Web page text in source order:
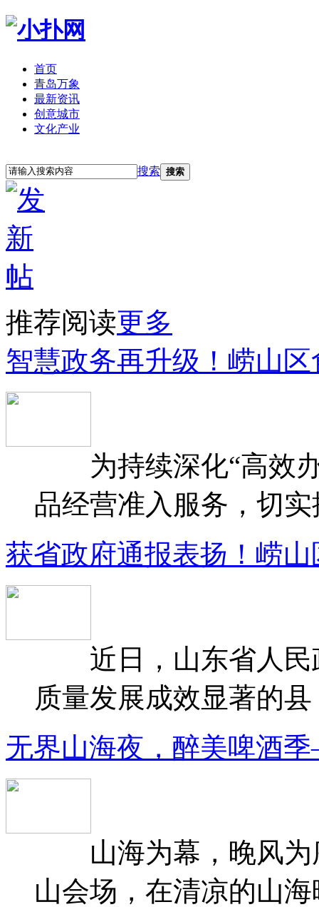
首页
青岛万象
最新资讯
创意城市
文化产业
搜索 搜索
推荐阅读更多
智慧政务再升级！崂山
为持续深化“高效办
品经营准入服务，切
获省政府通报表扬！崂
近日，山东省人民
质量发展成效显著的
无界山海夜，醉美啤酒
山海为幕，晚风为
山会场，在清凉的山